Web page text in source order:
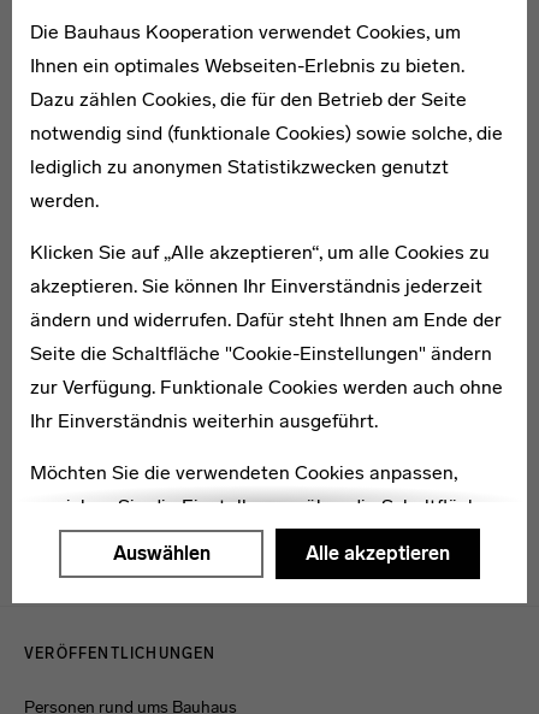
Die Bauhaus Kooperation verwendet Cookies, um
Ihnen ein optimales Webseiten-Erlebnis zu bieten.
Dazu zählen Cookies, die für den Betrieb der Seite
notwendig sind (funktionale Cookies) sowie solche, die
lediglich zu anonymen Statistikzwecken genutzt
werden.
Klicken Sie auf „Alle akzeptieren“, um alle Cookies zu
akzeptieren. Sie können Ihr Einverständnis jederzeit
ändern und widerrufen. Dafür steht Ihnen am Ende der
Seite die Schaltfläche "Cookie-Einstellungen" ändern
zur Verfügung. Funktionale Cookies werden auch ohne
Ihr Einverständnis weiterhin ausgeführt.
Möchten Sie die verwendeten Cookies anpassen,
erreichen Sie die Einstellungen über die Schaltfläche
"Auswählen".
Auswählen Alle akzeptieren
Anton Handik
Werner Zimmermann
1906–1975
VERÖFFENTLICHUNGEN
Personen rund ums Bauhaus